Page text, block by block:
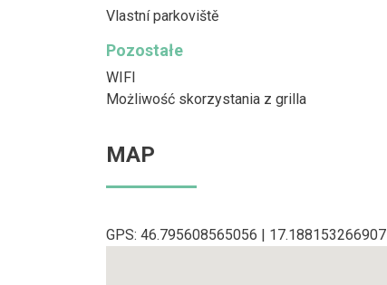
Vlastní parkoviště
Pozostałe
WIFI
Możliwość skorzystania z grilla
MAP
GPS: 46.795608565056 | 17.188153266907